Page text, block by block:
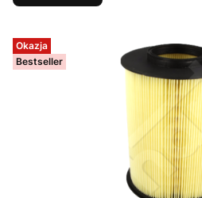
Okazja
Bestseller